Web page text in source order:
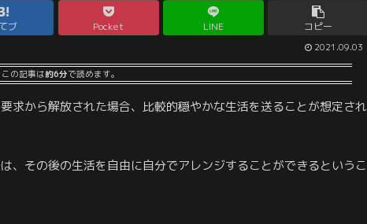
ブ Pocket LINE コピー
2021.09.03
この記事は約6分で読めます。
求から解放された場合、比較的穏やかな生活を送ることが想定され
、その後の生活を自由に自分でアレンジすることができるというこ